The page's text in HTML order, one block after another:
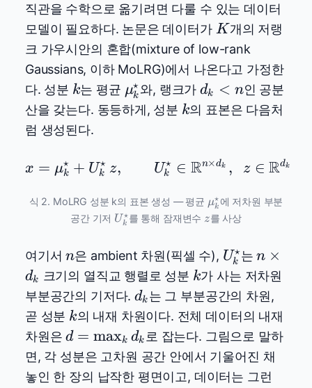
직관을 수학으로 옮기려면 다룰 수 있는 데이터
모델이 필요하다. 논문은 데이터가 K
K개의 저랭
크 가우시안의 혼합(mixture of low-rank
Gaussians, 이하 MoLRG)에서 나온다고 가정한
다. 성분 k
k는 평균 \mu_k^\star
μk
⋆와, 랭크가d_k
< n
dk < n인 공분
산을 갖는다. 동등하게, 성분 k
k의 표본은 다음처
럼 생성된다.
x = \mu_k^\star +
x = μk
⋆ + Uk
⋆ z, Uk
⋆ ∈ Rn×dk , z ∈ Rdk
식 2. MoLRG 성분 k의 표본 생성 — 평균 \mu_k^\star
μk
⋆ 에 저차원 부분
공간 기저 U_k^\star
Uk
⋆를 통해 잠재변수 z
z를 사상
여기서n
n은 ambient 차원(픽셀 수), U_k^\star
Uk
⋆는n\times
d_k
n ×
dk 크기의 열직교 행렬로 성분 k
k가 사는 저차원
부분공간의 기저다.d_k
dk 는 그 부분공간의 차원,
곧 성분 k
k의 내재 차원이다. 전체 데이터의 내재
차원은d =
\max_k
d_k
d = maxk dk 로 잡는다. 그림으로 말하
면, 각 성분은 고차원 공간 안에서 기울어진 채
놓인 한 장의 납작한 평면이고, 데이터는 그런